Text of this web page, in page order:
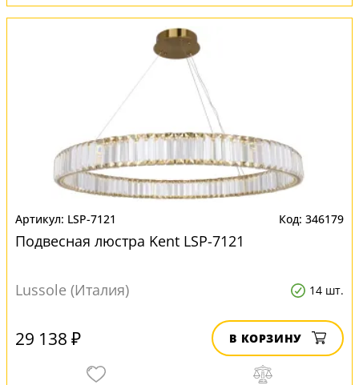
LSP-7121 346179
Подвесная люстра Kent LSP-7121
Lussole (Италия) 14 шт.
29 138 ₽ В КОРЗИНУ